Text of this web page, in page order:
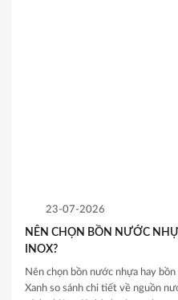
23-07-2026
NÊN CHỌN BỒN NƯỚC
INOX?
Nên chọn bồn nước nhựa hay
Xanh so sánh chi tiết về nguồn